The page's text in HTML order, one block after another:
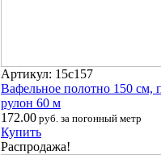
Артикул: 15с157
Вафельное полотно 150 см,
рулон 60 м
172.00 руб. за погонный метр
Купить
Распродажа!